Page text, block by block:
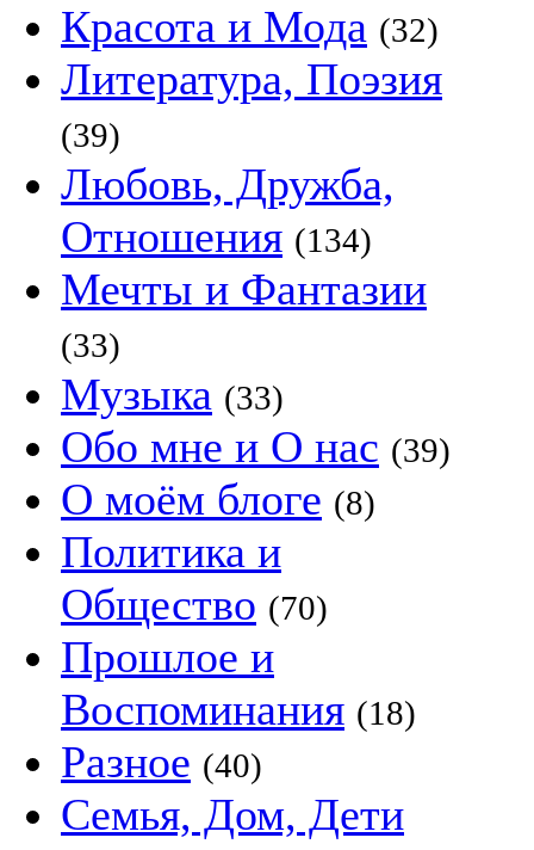
Красота и Мода (32)
Литература, Поэзия
(39)
Любовь, Дружба,
Отношения (134)
Мечты и Фантазии
(33)
Музыка (33)
Обо мне и О нас (39)
О моём блоге (8)
Политика и
Общество (70)
Прошлое и
Воспоминания (18)
Разное (40)
Семья, Дом, Дети